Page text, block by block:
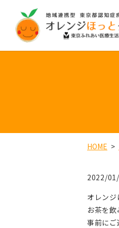
HOME
2022/
オレン
お茶を
事前にご